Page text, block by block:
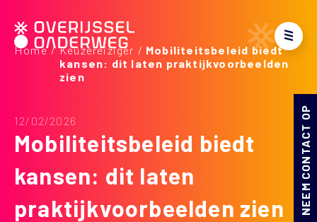
Home Keuzereiziger
Mobiliteitsbeleid biedt
kansen: dit laten praktijkvoorbeelden
zien
12/02/2026
Mobiliteitsbeleid biedt
kansen: dit laten
praktijkvoorbeelden zien
NEEM CONTACT OP